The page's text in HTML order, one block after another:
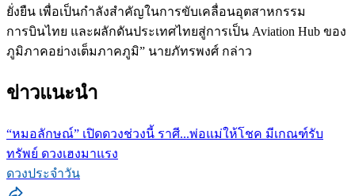
ยั่งยืน เพื่อเป็นกำลังสำคัญในการขับเคลื่อนอุตสาหกรรม
การบินไทย และผลักดันประเทศไทยสู่การเป็น Aviation Hub ของ
ภูมิภาคอย่างเต็มภาคภูมิ” นายภัทรพงศ์ กล่าว
ข่าวแนะนำ
“หมอลักษณ์” เปิดดวงช่วงนี้ ราศี...พ่อแม่ให้โชค มีเกณฑ์รับ
ทรัพย์ ดวงเฮงมาแรง
ดวงประจำวัน